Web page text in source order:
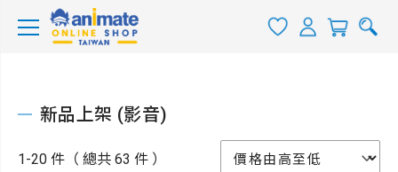
新品上架 (影音)
1-20 件（ 總共 63 件 ）